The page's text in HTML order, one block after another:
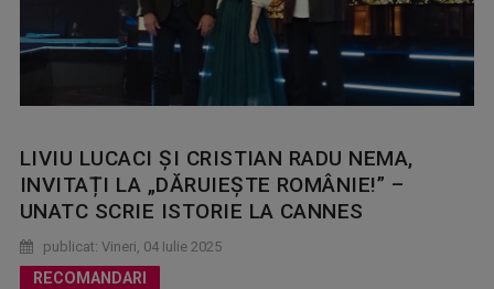
LIVIU LUCACI ȘI CRISTIAN RADU NEMA,
INVITAȚI LA „DĂRUIEȘTE ROMÂNIE!” –
UNATC SCRIE ISTORIE LA CANNES
publicat: Vineri, 04 Iulie 2025
RECOMANDARI